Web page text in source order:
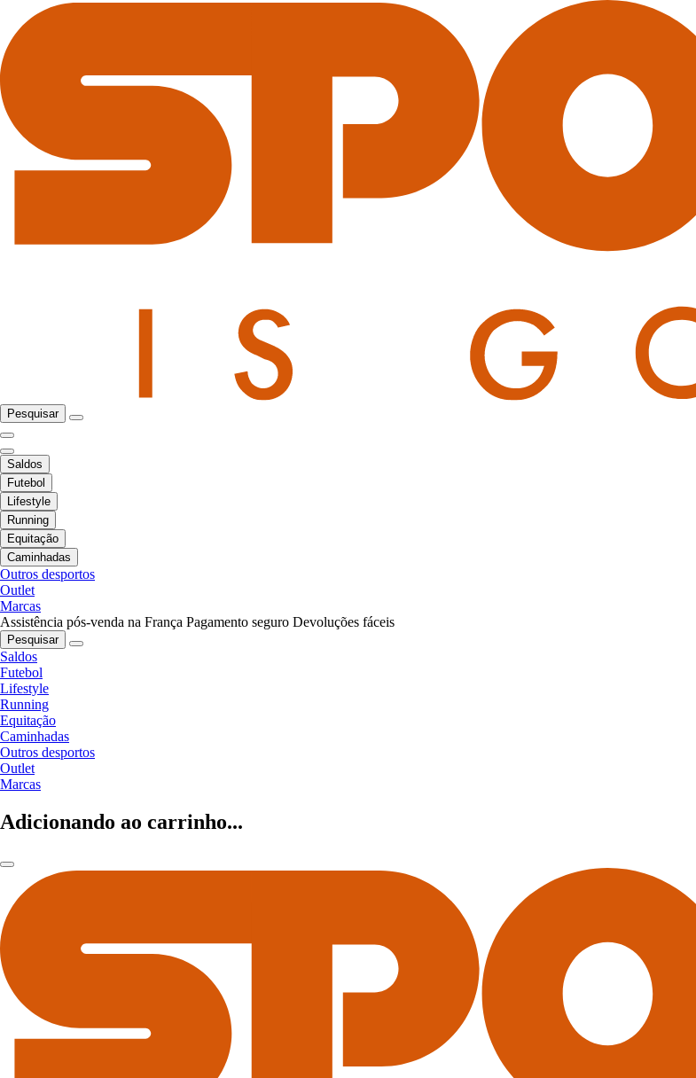
Pesquisar
Saldos
Futebol
Lifestyle
Running
Equitação
Caminhadas
Outros desportos
Outlet
Marcas
Assistência pós-venda na França Pagamento seguro Devoluções fáceis
Pesquisar
Saldos
Futebol
Lifestyle
Running
Equitação
Caminhadas
Outros desportos
Outlet
Marcas
Adicionando ao carrinho...